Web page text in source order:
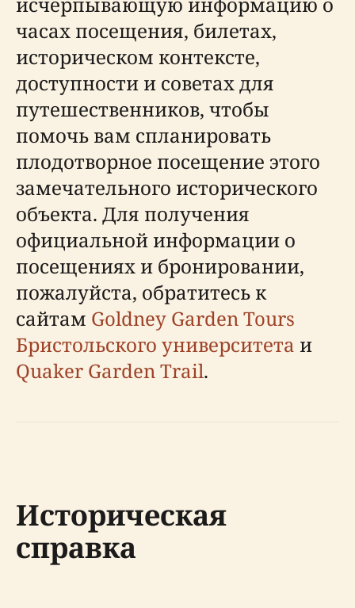
часах посещения, билетах,
историческом контексте,
доступности и советах для
путешественников, чтобы
помочь вам спланировать
плодотворное посещение этого
замечательного исторического
объекта. Для получения
официальной информации о
посещениях и бронировании,
пожалуйста, обратитесь к
сайтам Goldney Garden Tours
Бристольского университета и
Quaker Garden Trail.
Историческая
справка